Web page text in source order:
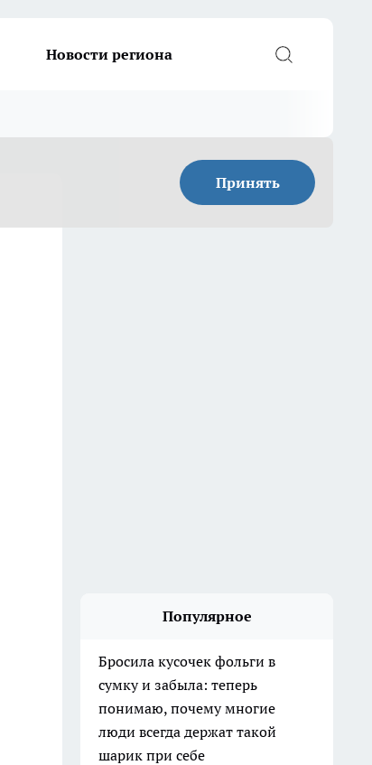
Новости региона
Принять
Популярное
Бросила кусочек фольги в
сумку и забыла: теперь
понимаю, почему многие
люди всегда держат такой
шарик при себе